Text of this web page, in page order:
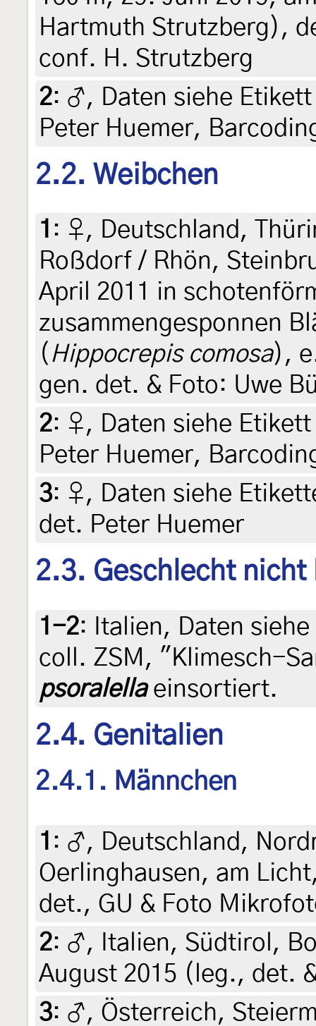
Hartmuth Strutzberg),
conf. H. Strutzberg
2: ♂, Daten siehe
Peter Huemer,
2.2. Weibchen
1 : ♀, Deutschland,
Roßdorf / Rhön,
April 2011 in
zusammengesponnen
( Hippocrepis comosa),
gen. det. & Foto: Uwe
2: ♀, Daten siehe
Peter Huemer,
3: ♀, Daten siehe
det. Peter Huemer
2.3. Geschlecht nicht
1-2:
Italien, Daten
coll. ZSM, "Klimesch-
psoralellaeinsortiert.
2.4. Genitalien
2.4.1. Männchen
1 : ♂, Deutschland,
Oerlinghausen, am
det., GU & Foto
2: ♂, Italien, Südtirol,
August 2015 (leg., det.
3: ♂, Österreich,